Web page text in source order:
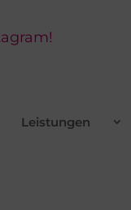
Leistungen